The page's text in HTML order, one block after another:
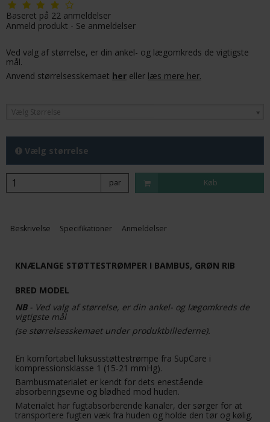
Baseret på 22 anmeldelser
Anmeld produkt - Se anmeldelser
Ved valg af størrelse, er din ankel- og lægomkreds de vigtigste
mål.
Anvend størrelsesskemaet her eller læs mere her.
Vælg Størrelse
Vælg størrelse
par Køb
Beskrivelse Specifikationer Anmeldelser
KNÆLANGE STØTTESTRØMPER I BAMBUS, GRØN RIB
BRED MODEL
NB- Ved valg af størrelse, er din ankel- og lægomkreds de
vigtigste mål
(se størrelsesskemaet under produktbillederne).
En komfortabel luksusstøttestrømpe fra SupCare i
kompressionsklasse 1 (15-21 mmHg).
Bambusmaterialet er kendt for dets enestående
absorberingsevne og blødhed mod huden.
Materialet har fugtabsorberende kanaler, der sørger for at
transportere fugten væk fra huden og holde den tør og kølig.